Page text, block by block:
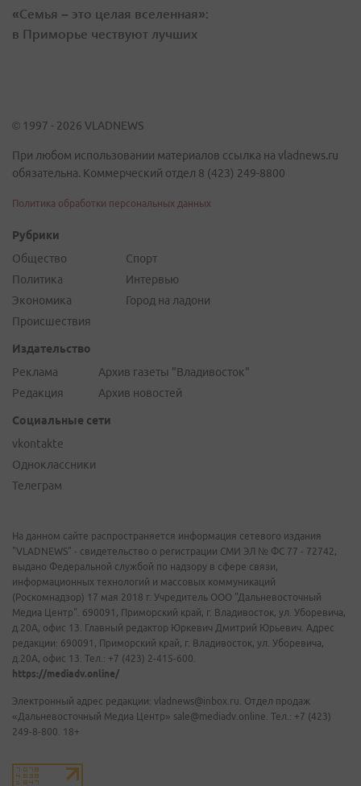
«Семья – это целая вселенная»:
в Приморье чествуют лучших
© 1997 - 2026 VLADNEWS
При любом использовании материалов ссылка на vladnews.ru
обязательна. Коммерческий отдел 8 (423) 249-8800
Политика обработки персональных данных
Рубрики
Общество
Политика
Экономика
Происшествия
Спорт
Интервью
Город на ладони
Издательство
Реклама
Редакция
Архив газеты "Владивосток"
Архив новостей
Социальные сети
vkontakte
Одноклассники
Телеграм
На данном сайте распространяется информация сетевого издания
"VLADNEWS" - свидетельство о регистрации СМИ ЭЛ № ФС 77 - 72742,
выдано Федеральной службой по надзору в сфере связи,
информационных технологий и массовых коммуникаций
(Роскомнадзор) 17 мая 2018 г. Учредитель ООО "Дальневосточный
Медиа Центр". 690091, Приморский край, г. Владивосток, ул. Уборевича,
д.20А, офис 13. Главный редактор Юркевич Дмитрий Юрьевич. Адрес
редакции: 690091, Приморский край, г. Владивосток, ул. Уборевича,
д.20А, офис 13. Тел.: +7 (423) 2-415-600.
https://mediadv.online/
Электронный адрес редакции: vladnews@inbox.ru. Отдел продаж
«Дальневосточный Медиа Центр» sale@mediadv.online. Тел.: +7 (423)
249-8-800. 18+